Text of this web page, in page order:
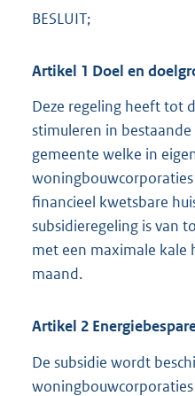
BESLUIT;
Artikel 1 Doel en
Deze regeling heeft tot
stimuleren in
gemeente welke in
financieel kwetsbare
subsidieregeling is van
met een maximale kale
maand.
Artikel 2
De subsidie wordt